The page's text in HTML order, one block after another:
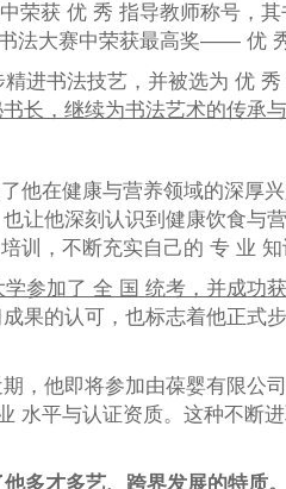
荣获 优 秀 指导教师称号，
法大赛中荣获最高奖—— 优
进书法技艺，并被选为 优 秀
长，继续为书法艺术的传承与
他在健康与营养领域的深厚
让他深刻认识到健康饮食与
训，不断充实自己的 专 业 知
参加了 全 国 统考，并成功
果的认可，也标志着他正式
，他即将参加由葆婴有限公
水平与认证资质。这种不断
多才多艺、跨界发展的特质。